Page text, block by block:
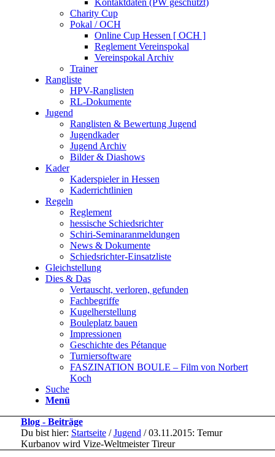
Kontaktdaten (PW geschützt)
Charity Cup
Pokal / OCH
Online Cup Hessen [ OCH ]
Reglement Vereinspokal
Vereinspokal Archiv
Trainer
Rangliste
HPV-Ranglisten
RL-Dokumente
Jugend
Ranglisten & Bewertung Jugend
Jugendkader
Jugend Archiv
Bilder & Diashows
Kader
Kaderspieler in Hessen
Kaderrichtlinien
Regeln
Reglement
hessische Schiedsrichter
Schiri-Seminaranmeldungen
News & Dokumente
Schiedsrichter-Einsatzliste
Gleichstellung
Dies & Das
Vertauscht, verloren, gefunden
Fachbegriffe
Kugelherstellung
Bouleplatz bauen
Impressionen
Geschichte des Pétanque
Turniersoftware
FASZINATION BOULE – Film von Norbert
Koch
Suche
Menü
Blog - Beiträge
Du bist hier: Startseite / Jugend / 03.11.2015: Temur
Kurbanov wird Vize-Weltmeister Tireur